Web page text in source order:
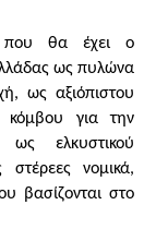
που θα έχει ο
ως πυλώνα
ως αξιόπιστου
κόμβου για την
ελκυστικού
στέρεες νομικά,
βασίζονται στο